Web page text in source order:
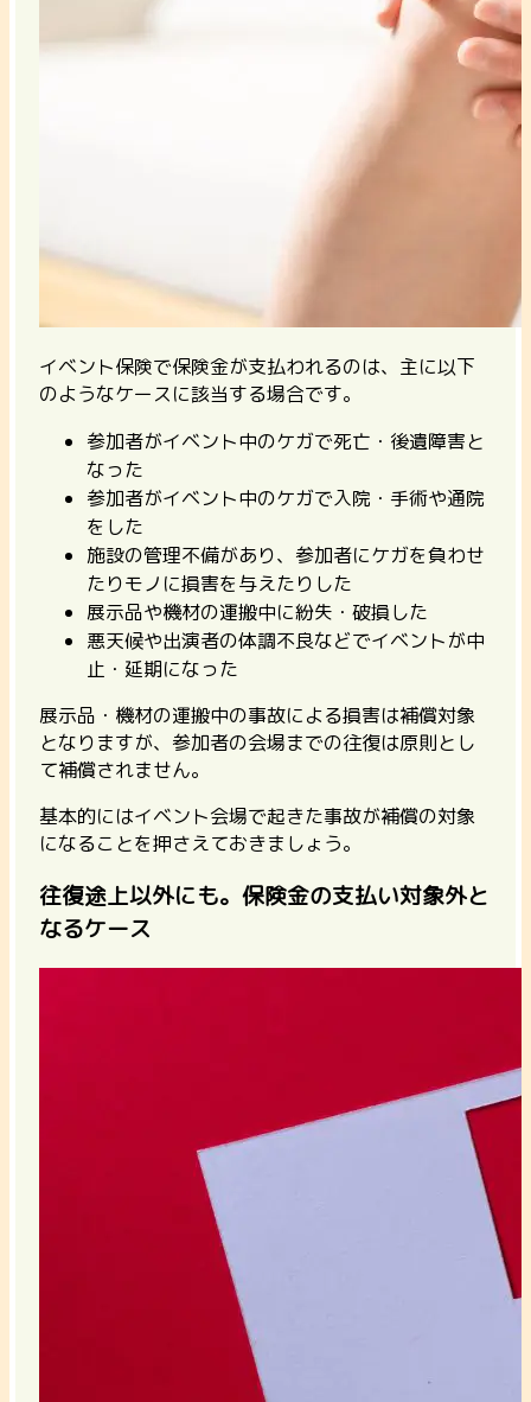
イベント保険で保険金が支払われるのは、主に以下
のようなケースに該当する場合です。
参加者がイベント中のケガで死亡・後遺障害と
なった
参加者がイベント中のケガで入院・手術や通院
をした
施設の管理不備があり、参加者にケガを負わせ
たりモノに損害を与えたりした
展示品や機材の運搬中に紛失・破損した
悪天候や出演者の体調不良などでイベントが中
止・延期になった
展示品・機材の運搬中の事故による損害は補償対象
となりますが、参加者の会場までの往復は原則とし
て補償されません。
基本的にはイベント会場で起きた事故が補償の対象
になることを押さえておきましょう。
往復途上以外にも。保険金の支払い対象外と
なるケース